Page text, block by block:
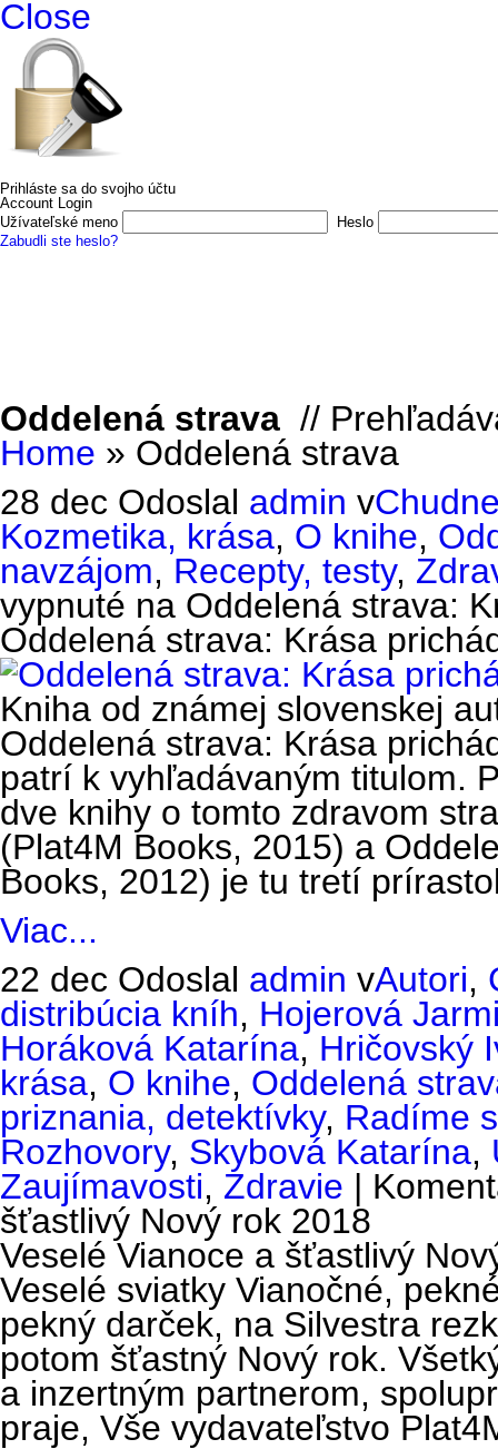
Close
Prihláste sa do svojho účtu
Account Login
Užívateľské meno
Heslo
Zabudli ste heslo?
Oddelená strava //
Home » Oddelená strava
28 dec Odoslal admin v
Kozmetika, krása, O knihe,
navzájom, Recepty, testy,
vypnuté na Oddelená strava:
Oddelená strava: Krása
Kniha od známej slovenskej
Oddelená strava: Krása
patrí k vyhľadávaným titulom.
dve knihy o tomto zdravom
(Plat4M Books, 2015) a
Books, 2012) je tu tretí
Viac...
22 dec Odoslal admin vAutori,
distribúcia kníh, Hojerová
Horáková Katarína, Hričovský
krása, O knihe, Oddelená
priznania, detektívky, Radíme
Rozhovory, Skybová Katarína,
Zaujímavosti, Zdravie |
šťastlivý Nový rok 2018
Veselé Vianoce a šťastlivý
Veselé sviatky Vianočné,
pekný darček, na Silvestra
potom šťastný Nový rok.
a inzertným partnerom,
praje, Vše vydavateľstvo